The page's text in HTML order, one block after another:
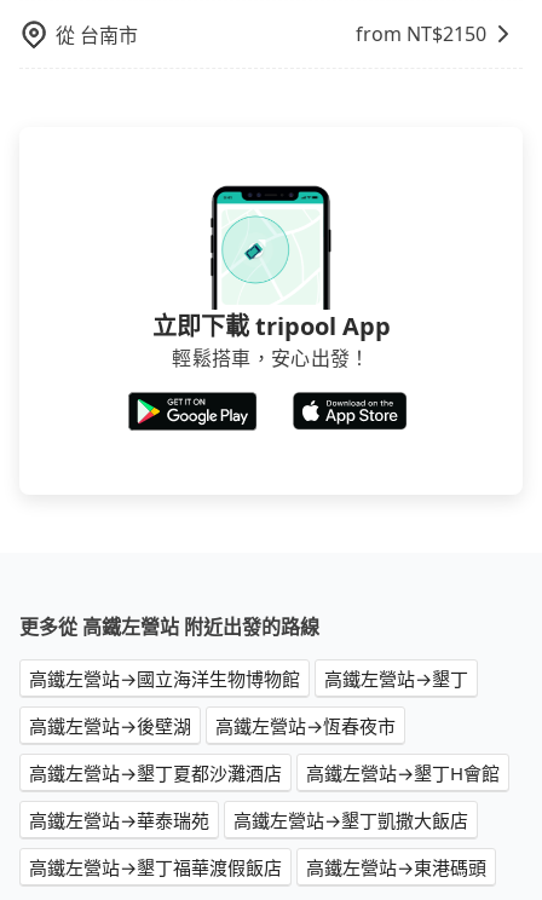
從 台南市 from NT$2150
立即下載 tripool App
輕鬆搭車，安心出發！
更多從 高鐵左營站 附近出發的路線
高鐵左營站→國立海洋生物博物館
高鐵左營站→墾丁
高鐵左營站→後壁湖
高鐵左營站→恆春夜市
高鐵左營站→墾丁夏都沙灘酒店
高鐵左營站→墾丁H會館
高鐵左營站→華泰瑞苑
高鐵左營站→墾丁凱撒大飯店
高鐵左營站→墾丁福華渡假飯店
高鐵左營站→東港碼頭